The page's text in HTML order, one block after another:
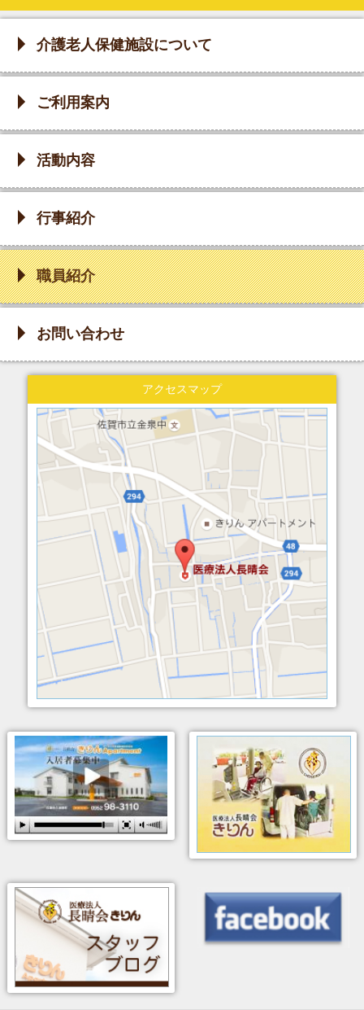
介護老人保健施設について
ご利用案内
活動内容
行事紹介
職員紹介
お問い合わせ
アクセスマップ